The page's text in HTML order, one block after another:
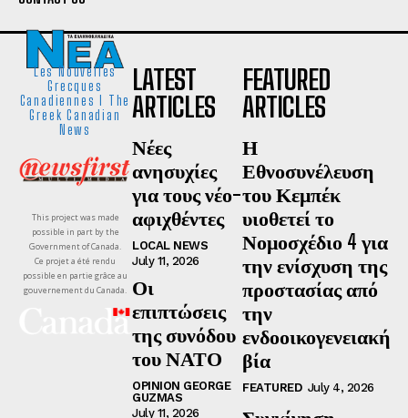
Les Nouvelles
Grecques
Canadiennes I The
Greek Canadian
News
This project was made
possible in part by the
Government of Canada.
Ce projet a été rendu
possible en partie grâce au
gouvernement du Canada.
LATEST
ARTICLES
Νέες
ανησυχίες
για τους νέο-
αφιχθέντες
LOCAL NEWS
July 11, 2026
Οι
επιπτώσεις
της συνόδου
του ΝΑΤΟ
OPINION GEORGE
GUZMAS
July 11, 2026
FEATURED
ARTICLES
Η
Εθνοσυνέλευση
του Κεμπέκ
υιοθετεί το
Νομοσχέδιο 4 για
την ενίσχυση της
προστασίας από
την
ενδοοικογενειακή
βία
FEATURED July 4, 2026